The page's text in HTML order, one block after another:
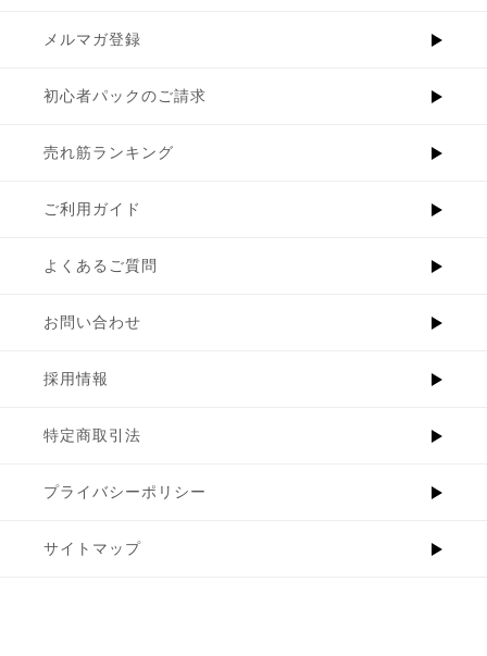
メルマガ登録
初心者パックのご請求
売れ筋ランキング
ご利用ガイド
よくあるご質問
お問い合わせ
採用情報
特定商取引法
プライバシーポリシー
サイトマップ